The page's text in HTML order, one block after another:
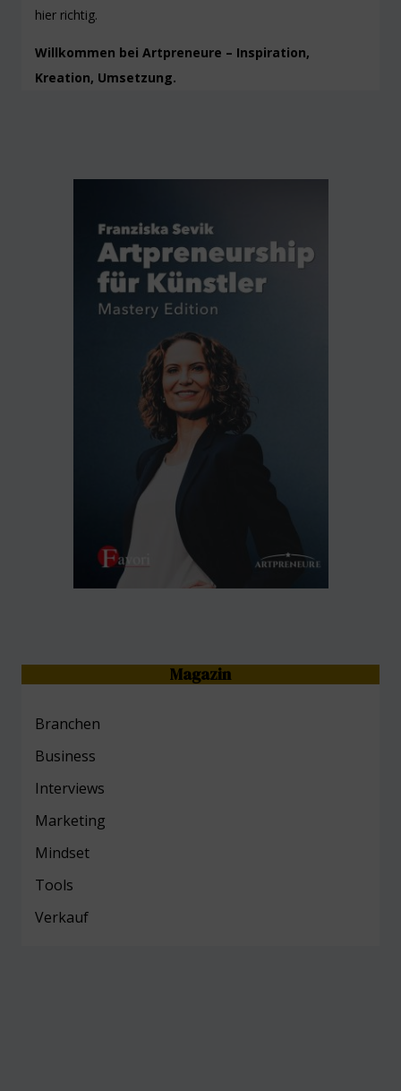
hier richtig.
Willkommen bei Artpreneure – Inspiration,
Kreation, Umsetzung.
Magazin
Branchen
Business
Interviews
Marketing
Mindset
Tools
Verkauf